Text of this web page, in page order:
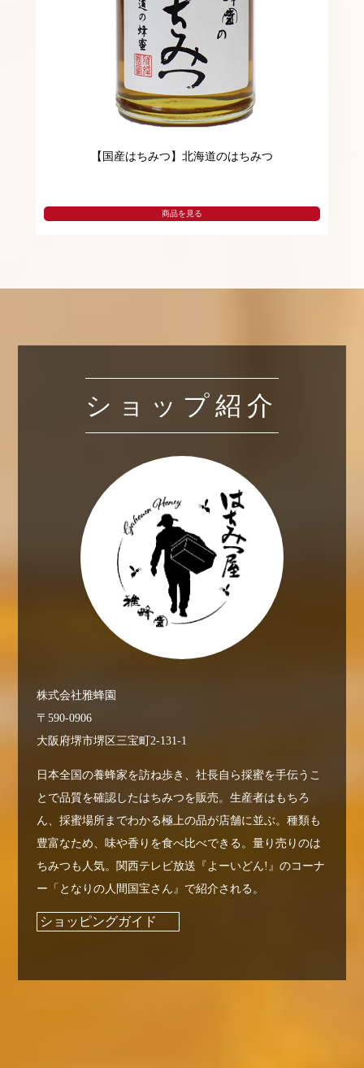
【国産はちみつ】北海道のはちみつ
商品を見る
ショップ紹介
株式会社雅蜂園
〒590-0906
大阪府堺市堺区三宝町2-131-1
日本全国の養蜂家を訪ね歩き、社長自ら採蜜を手伝うこ
とで品質を確認したはちみつを販売。生産者はもちろ
ん、採蜜場所までわかる極上の品が店舗に並ぶ。種類も
豊富なため、味や香りを食べ比べできる。量り売りのは
ちみつも人気。関西テレビ放送『よーいどん!』のコーナ
ー「となりの人間国宝さん』で紹介される。
ショッピングガイド